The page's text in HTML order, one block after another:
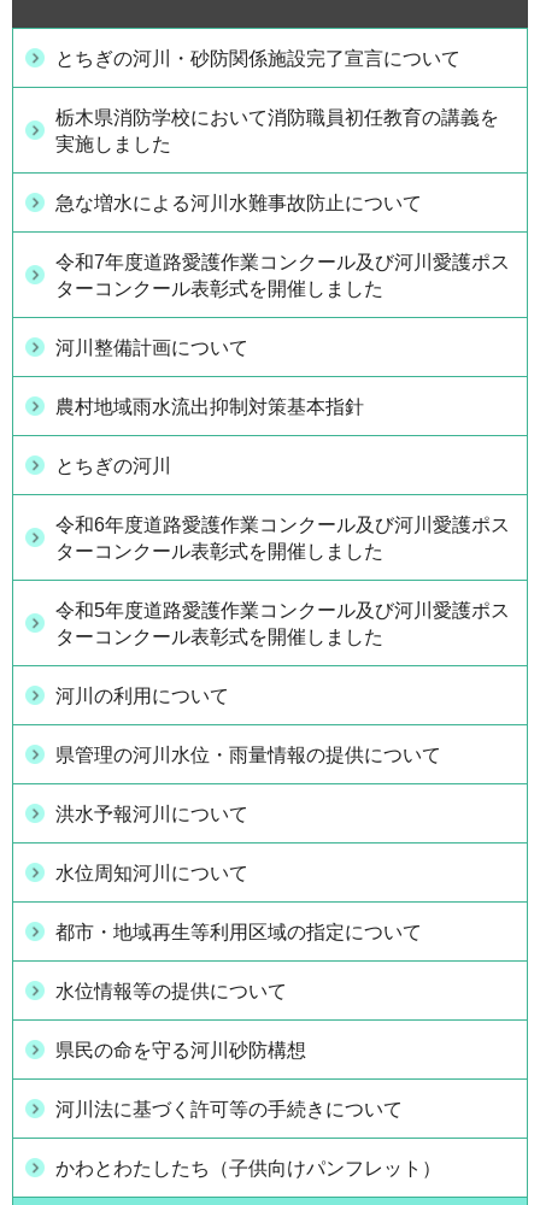
とちぎの河川・砂防関係施設完了宣言について
栃木県消防学校において消防職員初任教育の講義を
実施しました
急な増水による河川水難事故防止について
令和7年度道路愛護作業コンクール及び河川愛護ポス
ターコンクール表彰式を開催しました
河川整備計画について
農村地域雨水流出抑制対策基本指針
とちぎの河川
令和6年度道路愛護作業コンクール及び河川愛護ポス
ターコンクール表彰式を開催しました
令和5年度道路愛護作業コンクール及び河川愛護ポス
ターコンクール表彰式を開催しました
河川の利用について
県管理の河川水位・雨量情報の提供について
洪水予報河川について
水位周知河川について
都市・地域再生等利用区域の指定について
水位情報等の提供について
県民の命を守る河川砂防構想
河川法に基づく許可等の手続きについて
かわとわたしたち（子供向けパンフレット）